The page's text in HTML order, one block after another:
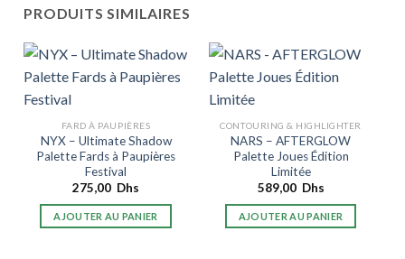
PRODUITS SIMILAIRES
FARD À PAUPIÈRES
NYX – Ultimate Shadow
Palette Fards à Paupières
Festival
275,00 Dhs
AJOUTER AU PANIER
CONTOURING & HIGHLIGHTER
NARS – AFTERGLOW
Palette Joues Édition
Limitée
589,00 Dhs
AJOUTER AU PANIER